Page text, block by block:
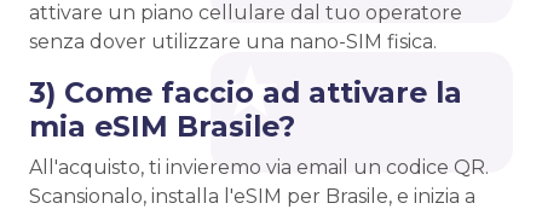
attivare un piano cellulare dal tuo operatore
senza dover utilizzare una nano-SIM fisica.
3) Come faccio ad attivare la
mia eSIM Brasile?
All'acquisto, ti invieremo via email un codice QR.
Scansionalo, installa l'eSIM per Brasile, e inizia a